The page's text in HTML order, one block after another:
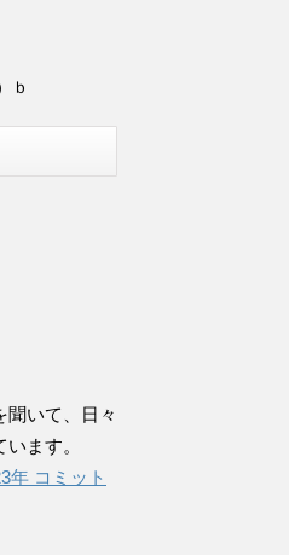
ｂ
聞いて、日々
ます。
年 コミット